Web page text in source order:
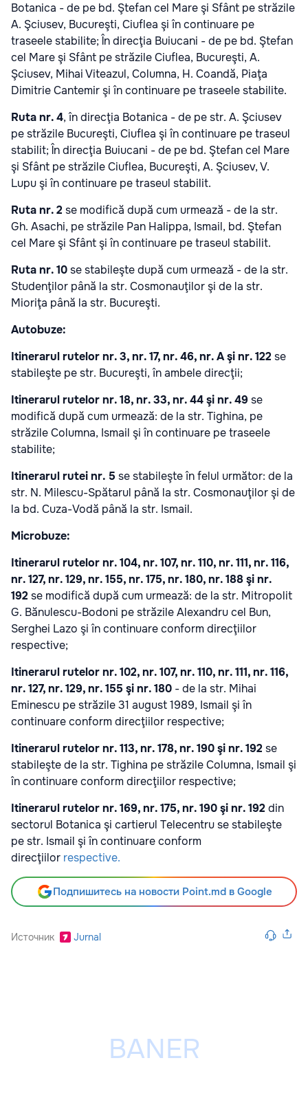
Botanica - de pe bd. Ştefan cel Mare şi Sfânt pe străzile
A. Şciusev, Bucureşti, Ciuflea şi în continuare pe
traseele stabilite; În direcţia Buiucani - de pe bd. Ştefan
cel Mare şi Sfânt pe străzile Ciuflea, Bucureşti, A.
Şciusev, Mihai Viteazul, Columna, H. Coandă, Piaţa
Dimitrie Cantemir şi în continuare pe traseele stabilite.
Ruta nr. 4, în direcţia Botanica - de pe str. A. Şciusev
pe străzile Bucureşti, Ciuflea şi în continuare pe traseul
stabilit; În direcţia Buiucani - de pe bd. Ştefan cel Mare
şi Sfânt pe străzile Ciuflea, Bucureşti, A. Şciusev, V.
Lupu şi în continuare pe traseul stabilit.
Ruta nr. 2 se modifică după cum urmează - de la str.
Gh. Asachi, pe străzile Pan Halippa, Ismail, bd. Ştefan
cel Mare şi Sfânt şi în continuare pe traseul stabilit.
Ruta nr. 10se stabileşte după cum urmează - de la str.
Studenţilor până la str. Cosmonauţilor şi de la str.
Mioriţa până la str. Bucureşti.
Autobuze:
Itinerarul rutelor nr. 3, nr. 17, nr. 46, nr. A şi nr. 122 se
stabileşte pe str. Bucureşti, în ambele direcţii;
Itinerarul rutelor nr. 18, nr. 33, nr. 44 şi nr. 49 se
modifică după cum urmează: de la str. Tighina, pe
străzile Columna, Ismail şi în continuare pe traseele
stabilite;
Itinerarul rutei nr. 5 se stabileşte în felul următor: de la
str. N. Milescu-Spătarul până la str. Cosmonauţilor şi de
la bd. Cuza-Vodă până la str. Ismail.
Microbuze:
Itinerarul rutelor nr. 104, nr. 107, nr. 110, nr. 111, nr. 116,
nr. 127, nr. 129, nr. 155, nr. 175, nr. 180, nr. 188 şi nr.
192 se modifică după cum urmează: de la str. Mitropolit
G. Bănulescu-Bodoni pe străzile Alexandru cel Bun,
Serghei Lazo şi în continuare conform direcţiilor
respective;
Itinerarul rutelor nr. 102, nr. 107, nr. 110, nr. 111, nr. 116,
nr. 127, nr. 129, nr. 155 şi nr. 180 - de la str. Mihai
Eminescu pe străzile 31 august 1989, Ismail şi în
continuare conform direcţiilor respective;
Itinerarul rutelor nr. 113, nr. 178, nr. 190 şi nr. 192 se
stabileşte de la str. Tighina pe străzile Columna, Ismail şi
în continuare conform direcţiilor respective;
Itinerarul rutelor nr. 169, nr. 175, nr. 190 şi nr. 192 din
sectorul Botanica şi cartierul Telecentru se stabileşte
pe str. Ismail şi în continuare conform
direcţiilor respective.
Подпишитесь на новости Point.md в Google
Источник Jurnal